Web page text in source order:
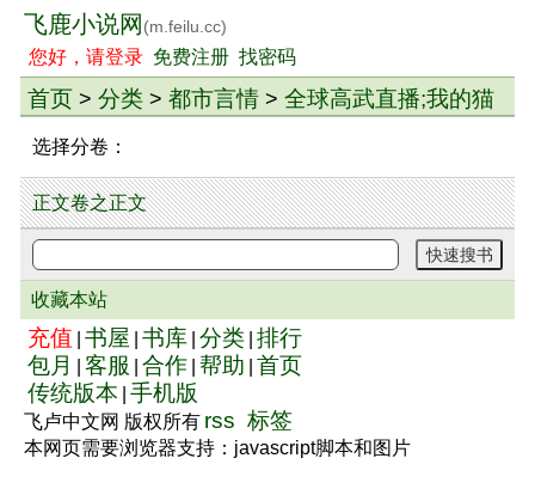
飞鹿小说网 (m.feilu.cc)
您好，请登录 免费注册 找密码
首页 > 分类 > 都市言情 > 全球高武直播;我的猫
是逆袭外挂
选择分卷：
正文卷之正文
收藏本站
充值 书屋 书库 分类 排行
包月
客服 合作 帮助 首页
传统版本 手机版
飞卢中文网 版权所有 rss 标签
本网页需要浏览器支持：javascript脚本和图片